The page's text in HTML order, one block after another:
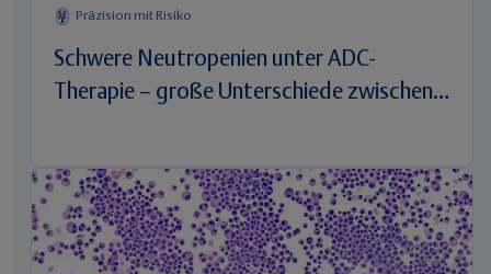
Präzision mit Risiko
Schwere Neutropenien unter ADC-
Therapie – große Unterschiede zwischen